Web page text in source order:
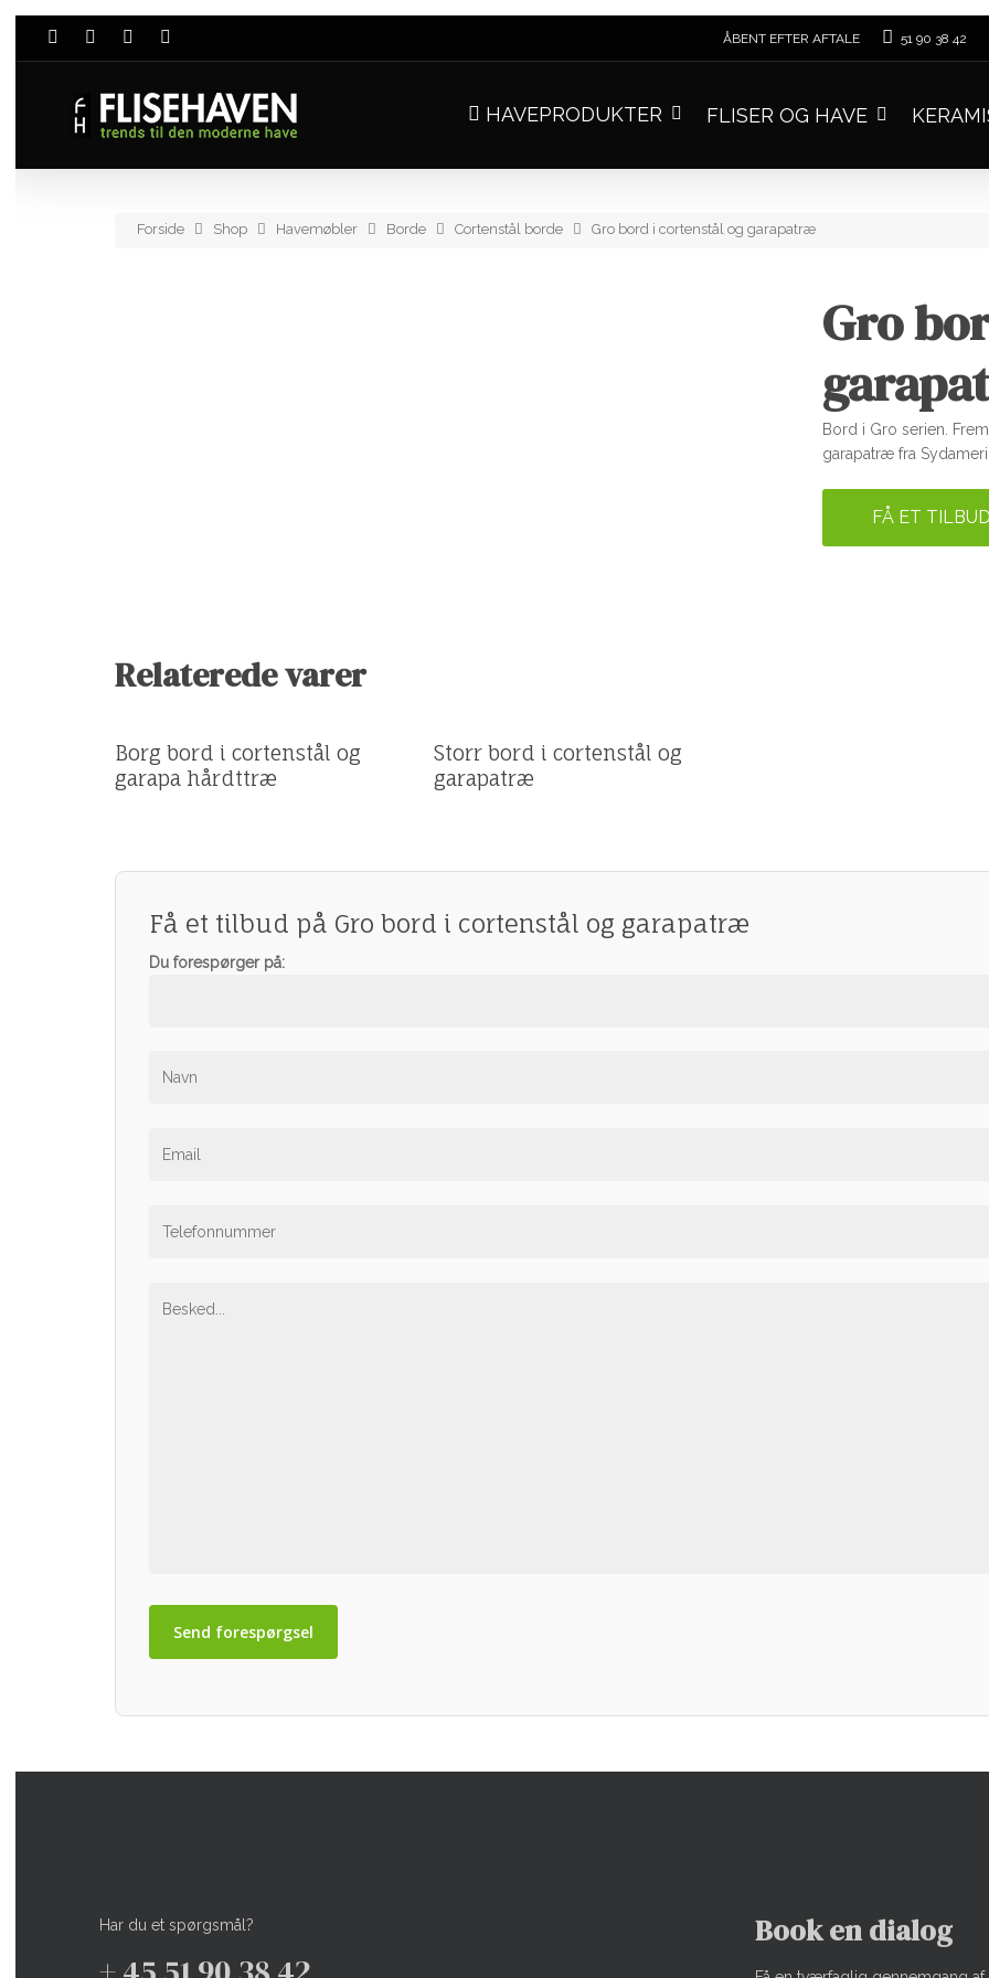
ÅBENT EFTER AFTALE 51 90 38 42
HAVEPRODUKTER FLISER OG HAVE
Forside Shop Havemøbler Borde Cortenstål borde Gro bord i cortenstål og garapatræ
Gro
Bord i Gro serien.
garapatræ fra
FÅ ET
Relaterede varer
Få et tilbud
Borg bord i cortenstål og
garapa hårdttræ
Få et tilbud
Storr bord i cortenstål og
garapatræ
Få et tilbud på Gro bord i cortenstål og garapatræ
Du forespørger på:
Har du et spørgsmål? Book en dialog